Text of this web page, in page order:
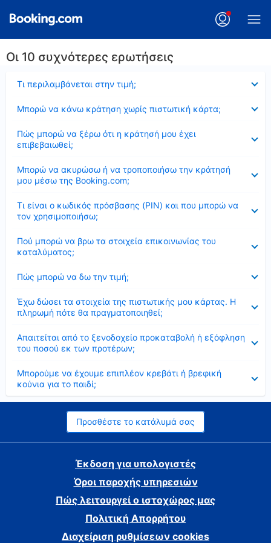
Οι 10 συχνότερες ερωτήσεις
Τι περιλαμβάνεται στην τιμή;
Μπορώ να κάνω κράτηση χωρίς πιστωτική κάρτα;
Πώς μπορώ να ξέρω ότι η κράτησή μου έχει
επιβεβαιωθεί;
Μπορώ να ακυρώσω ή να τροποποιήσω την κράτησή
μου μέσω της Booking.com;
Τι είναι ο κωδικός πρόσβασης (PIN) και που μπορώ να
τον χρησιμοποιήσω;
Πού μπορώ να βρω τα στοιχεία επικοινωνίας του
καταλύματος;
Πώς μπορώ να δω την τιμή;
Έχω δώσει τα στοιχεία της πιστωτικής μου κάρτας. Η
πληρωμή πότε θα πραγματοποιηθεί;
Απαιτείται από το ξενοδοχείο προκαταβολή ή εξόφληση
του ποσού εκ των προτέρων;
Μπορούμε να έχουμε επιπλέον κρεβάτι ή βρεφική
κούνια για το παιδί;
Προσθέστε το κατάλυμά σας
Έκδοση για υπολογιστές
Όροι παροχής υπηρεσιών
Πώς λειτουργεί ο ιστοχώρος μας
Πολιτική Απορρήτου
Διαχείριση ρυθμίσεων cookies